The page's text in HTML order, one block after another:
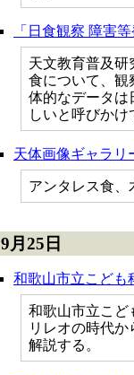
「日食観察 障害
天文教育普及研
食について、観
体的なデータは
しいと呼びかけ
天体画像ギャラリ
アンタレス食、
9月25日
和歌山市立こども
和歌山市立こど
リレオの時代
解説する。